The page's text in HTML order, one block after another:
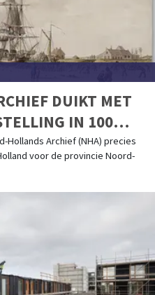
DUIKT MET
IN 100
NOORD-
Hollands Archief (NHA) precies
voor de provincie Noord-